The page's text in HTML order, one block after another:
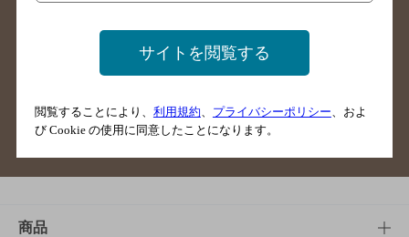
店舗登録方法のご案内
店舗情報更新方法のご案内
掲載店舗様ログイン
ご意見・ご感想
商品
サイトを閲覧する
閲覧することにより、 利用規約 プライバシーポリシー 、およ
び Cookie の使用に同意したことになります。